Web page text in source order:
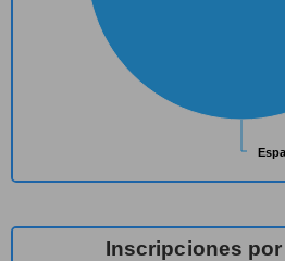
Inscripciones